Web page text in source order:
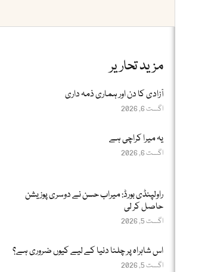
مزید تحاریر
آزادی کا دن اور ہماری ذمہ داری
اگست 6, 2026
یہ میرا کراچی ہے
اگست 6, 2026
راولپنڈی بورڈ: میراب حسن نے دوسری پوزیشن
حاصل کر لی
اگست 5, 2026
اس شاہراہ پر چلنا دنیا کے لیے کیوں ضروری ہے؟
اگست 5, 2026